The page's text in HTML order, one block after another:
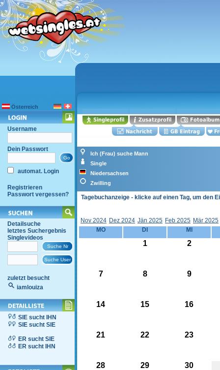
Österreich
Username
Dein Passwort
automat. Login
Registrieren
Passwort vergessen?
Detailsuche
letztes Suchergebnis
Singlevideos
zuletzt besucht
iamlouiza
SIE sucht IHN
SIE sucht SIE
ER sucht SIE
ER sucht IHN
Ich (Frau) suche Mann
Single
Niedersachsen
Zwilling
Tagebuchanzeige - klicke auf einen Tag, um den
Nov 2024 Dez 2024 Jän 2025 Feb 2025 Mär 2025
MO
DI MI
1 2
7 8 9
14 15 16
21 22 23
28 29 30